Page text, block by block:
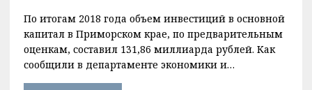
По итогам 2018 года объем инвестиций в основной
капитал в Приморском крае, по предварительным
оценкам, составил 131,86 миллиарда рублей. Как
сообщили в департаменте экономики и…